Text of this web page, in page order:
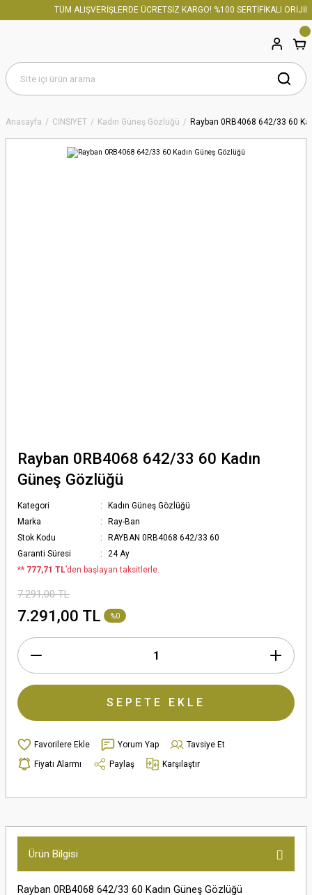
TÜM ALIŞVERİŞLERDE ÜCRETSİZ KARGO! %100 SERTİFİKALI
Anasayfa CİNSİYET Kadın Güneş Gözlüğü Rayban 0RB4068 642/33 60
Rayban 0RB4068 642/33 60 Kadın
Güneş Gözlüğü
Kategori
Kadın Güneş Gözlüğü
Marka
Ray-Ban
Stok Kodu
RAYBAN 0RB4068 642/33 60
Garanti Süresi
24 Ay
** 777,71 TL’den başlayan taksitlerle.
7.291,00 TL
7.291,00 TL %0
SEPETE EKLE
Yorum Yap
Tavsiye Et
Fiyatı Alarmı
Paylaş Karşılaştır
Ürün Bilgisi
Rayban 0RB4068 642/33 60 Kadın Güneş Gözlüğü